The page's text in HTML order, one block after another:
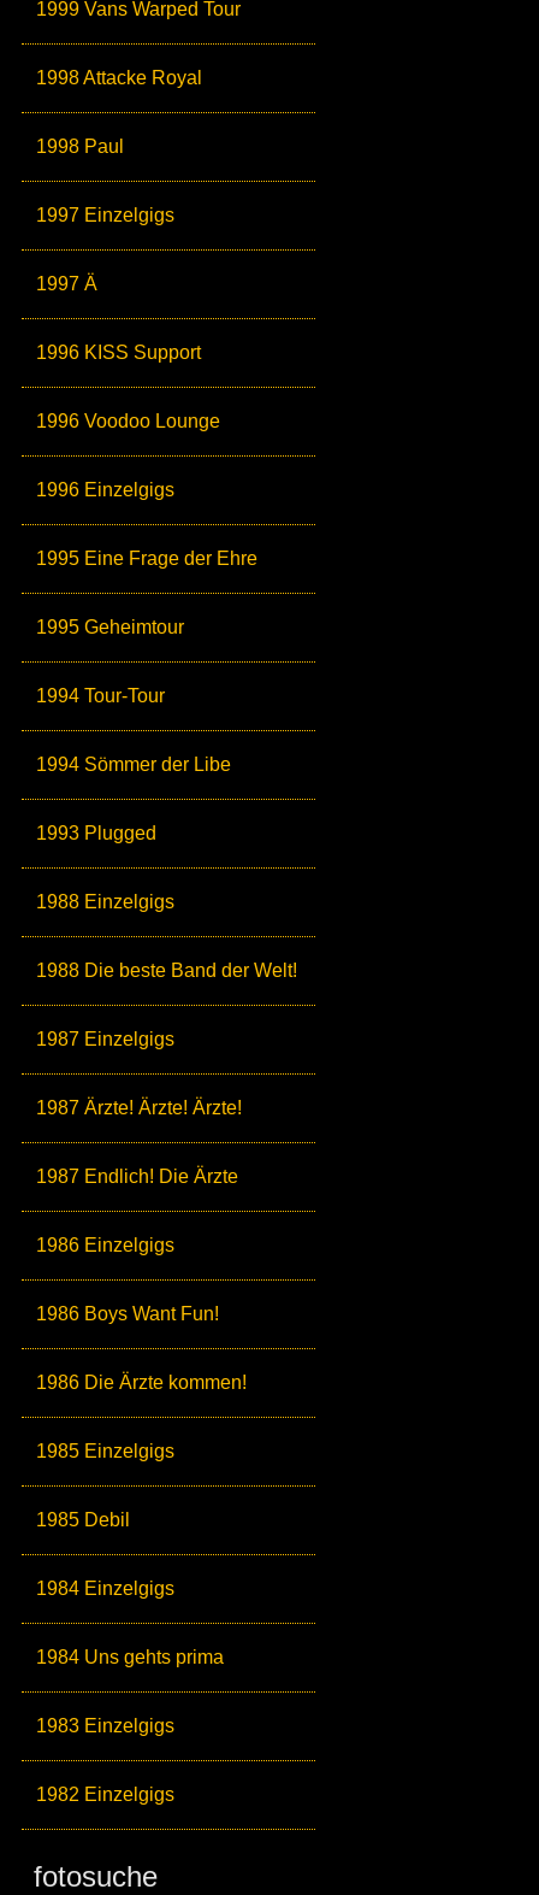
1999 Vans Warped Tour
1998 Attacke Royal
1998 Paul
1997 Einzelgigs
1997 Ä
1996 KISS Support
1996 Voodoo Lounge
1996 Einzelgigs
1995 Eine Frage der Ehre
1995 Geheimtour
1994 Tour-Tour
1994 Sömmer der Libe
1993 Plugged
1988 Einzelgigs
1988 Die beste Band der Welt!
1987 Einzelgigs
1987 Ärzte! Ärzte! Ärzte!
1987 Endlich! Die Ärzte
1986 Einzelgigs
1986 Boys Want Fun!
1986 Die Ärzte kommen!
1985 Einzelgigs
1985 Debil
1984 Einzelgigs
1984 Uns gehts prima
1983 Einzelgigs
1982 Einzelgigs
fotosuche